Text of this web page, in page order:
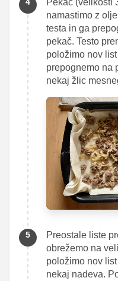
Pekač (velikosti
namastimo z
testa in ga
pekač. Testo
položimo nov
prepognemo na
nekaj žlic
Preostale liste
obrežemo na
položimo nov
nekaj nadeva.